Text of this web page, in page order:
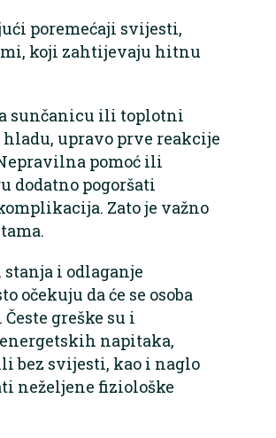
poremećaji svijesti,
koji zahtijevaju hitnu
sunčanicu ili toplotni
upravo prve reakcije
pomoć ili
dodatno pogoršati
Zato je važno
i odlaganje
očekuju da će se osoba
greške su i
napitaka,
bez svijesti, kao i naglo
neželjene fiziološke